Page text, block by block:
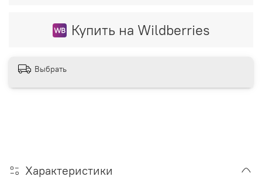
Купить на Wildberries
Выбрать
Характеристики